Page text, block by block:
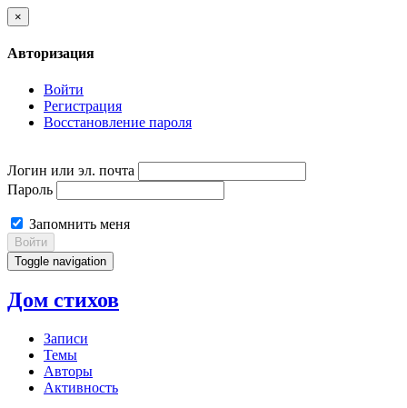
×
Авторизация
Войти
Регистрация
Восстановление пароля
Логин или эл. почта
Пароль
Запомнить меня
Войти
Toggle navigation
Дом стихов
Записи
Темы
Авторы
Активность